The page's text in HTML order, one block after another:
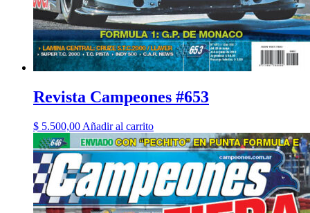
Revista Campeones #653
$ 5.500,00 Añadir al carrito